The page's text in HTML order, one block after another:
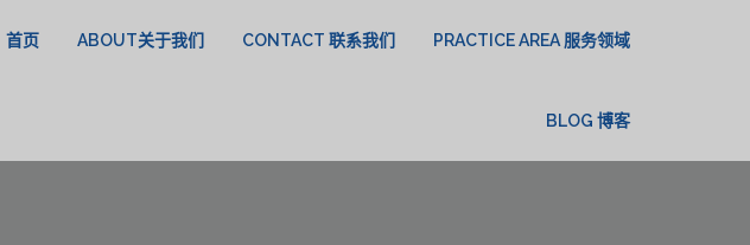
首页 ABOUT关于我们 CONTACT 联系我们 PRACTICE AREA 服务领域
BLOG 博客